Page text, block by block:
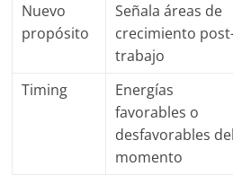
Nuevo
propósito
Señala áreas de
crecimiento
trabajo
Timing
Energías
favorables o
desfavorables del
momento